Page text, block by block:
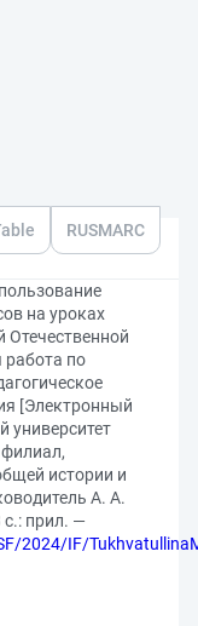
RUSMARC
на уроках
Отечественной
по
[Электронный
университет
истории и
А. А.
прил. —
2024/IF/